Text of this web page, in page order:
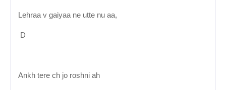
Lehraa v gaiyaa ne utte nu aa,
D
Ankh tere ch jo roshni ah